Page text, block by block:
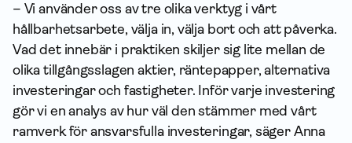
– Vi använder oss av tre olika verktyg i vårt
hållbarhetsarbete, välja in, välja bort och att påverka.
Vad det innebär i praktiken skiljer sig lite mellan de
olika tillgångsslagen aktier, räntepapper, alternativa
investeringar och fastigheter. Inför varje investering
gör vi en analys av hur väl den stämmer med vårt
ramverk för ansvarsfulla investeringar, säger Anna